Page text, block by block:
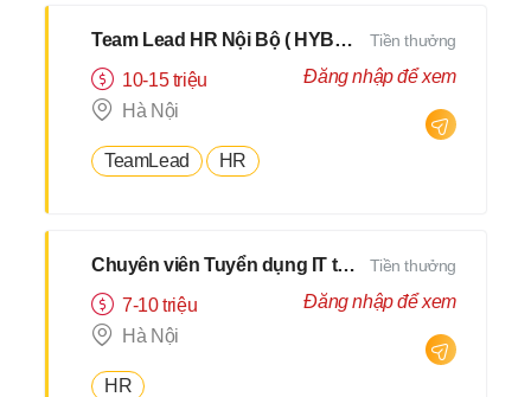
Team Lead HR Nội Bộ ( HYBRID 2Buổi/Tuần )
10-15 triệu
Hà Nội
TeamLead HR
Tiền thưởng
Đăng nhập để xem
Chuyên viên Tuyển dụng IT thị trường Nhật
7-10 triệu
Hà Nội
HR
Tiền thưởng
Đăng nhập để xem